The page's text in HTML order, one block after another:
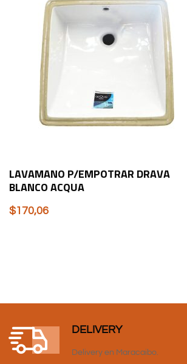
LAVAMANO P/EMPOTRAR DRAVA
BLANCO ACQUA
$170,06
DELIVERY
Delivery en Maracaibo.